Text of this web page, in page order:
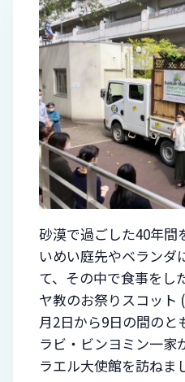
砂漠で過ごした40年間
いめい庭先やベランダ
て、その中で食事をし
ヤ教のお祭りスコット
月2日から9日の間のと
ラビ・ビンヨミン一家
ラエル大使館を訪ねま